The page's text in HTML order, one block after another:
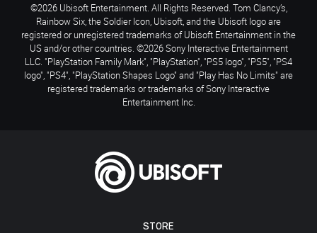
STORE
©2026 Ubisoft Entertainment. All Rights Reserved. Tom Clancy’s,
Rainbow Six, the Soldier Icon, Ubisoft, and the Ubisoft logo are
registered or unregistered trademarks of Ubisoft Entertainment in the
US and/or other countries. ©2026 Sony Interactive Entertainment
LLC. "PlayStation Family Mark", "PlayStation", "PS5 logo", "PS5", "PS4
logo", "PS4", "PlayStation Shapes Logo" and "Play Has No Limits" are
registered trademarks or trademarks of Sony Interactive
Entertainment Inc.